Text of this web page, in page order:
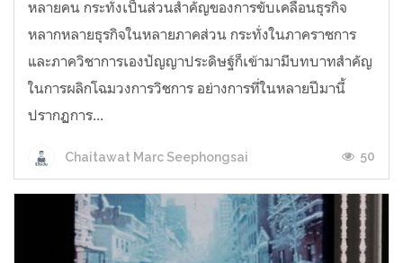
หลายคน กระทั่งเป็นส่วนสำคัญของการขับเคลื่อนธุรกิจ
หลากหลายธุรกิจในหลายภาคส่วน กระทั่งในภาคราชการ
และภาควิชาการเองปัญญาประดิษฐ์ก็เข้ามามีบทบาทสำคัญ
ในการผลิกโฉมวงการวิชการ อย่างการที่ในหลายปีมานี้
ปรากฏการ...
Chaitawat Marc Seephongsai 50